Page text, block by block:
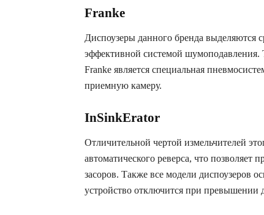
Franke
Диспоузеры данного бренда выделяются
эффективной системой шумоподавления.
Franke является специальная
приемную камеру.
InSinkErator
Отличительной чертой измельчителей
автоматического реверса, что позволяет
засоров. Также все модели диспоузеров
устройство отключится при превышении